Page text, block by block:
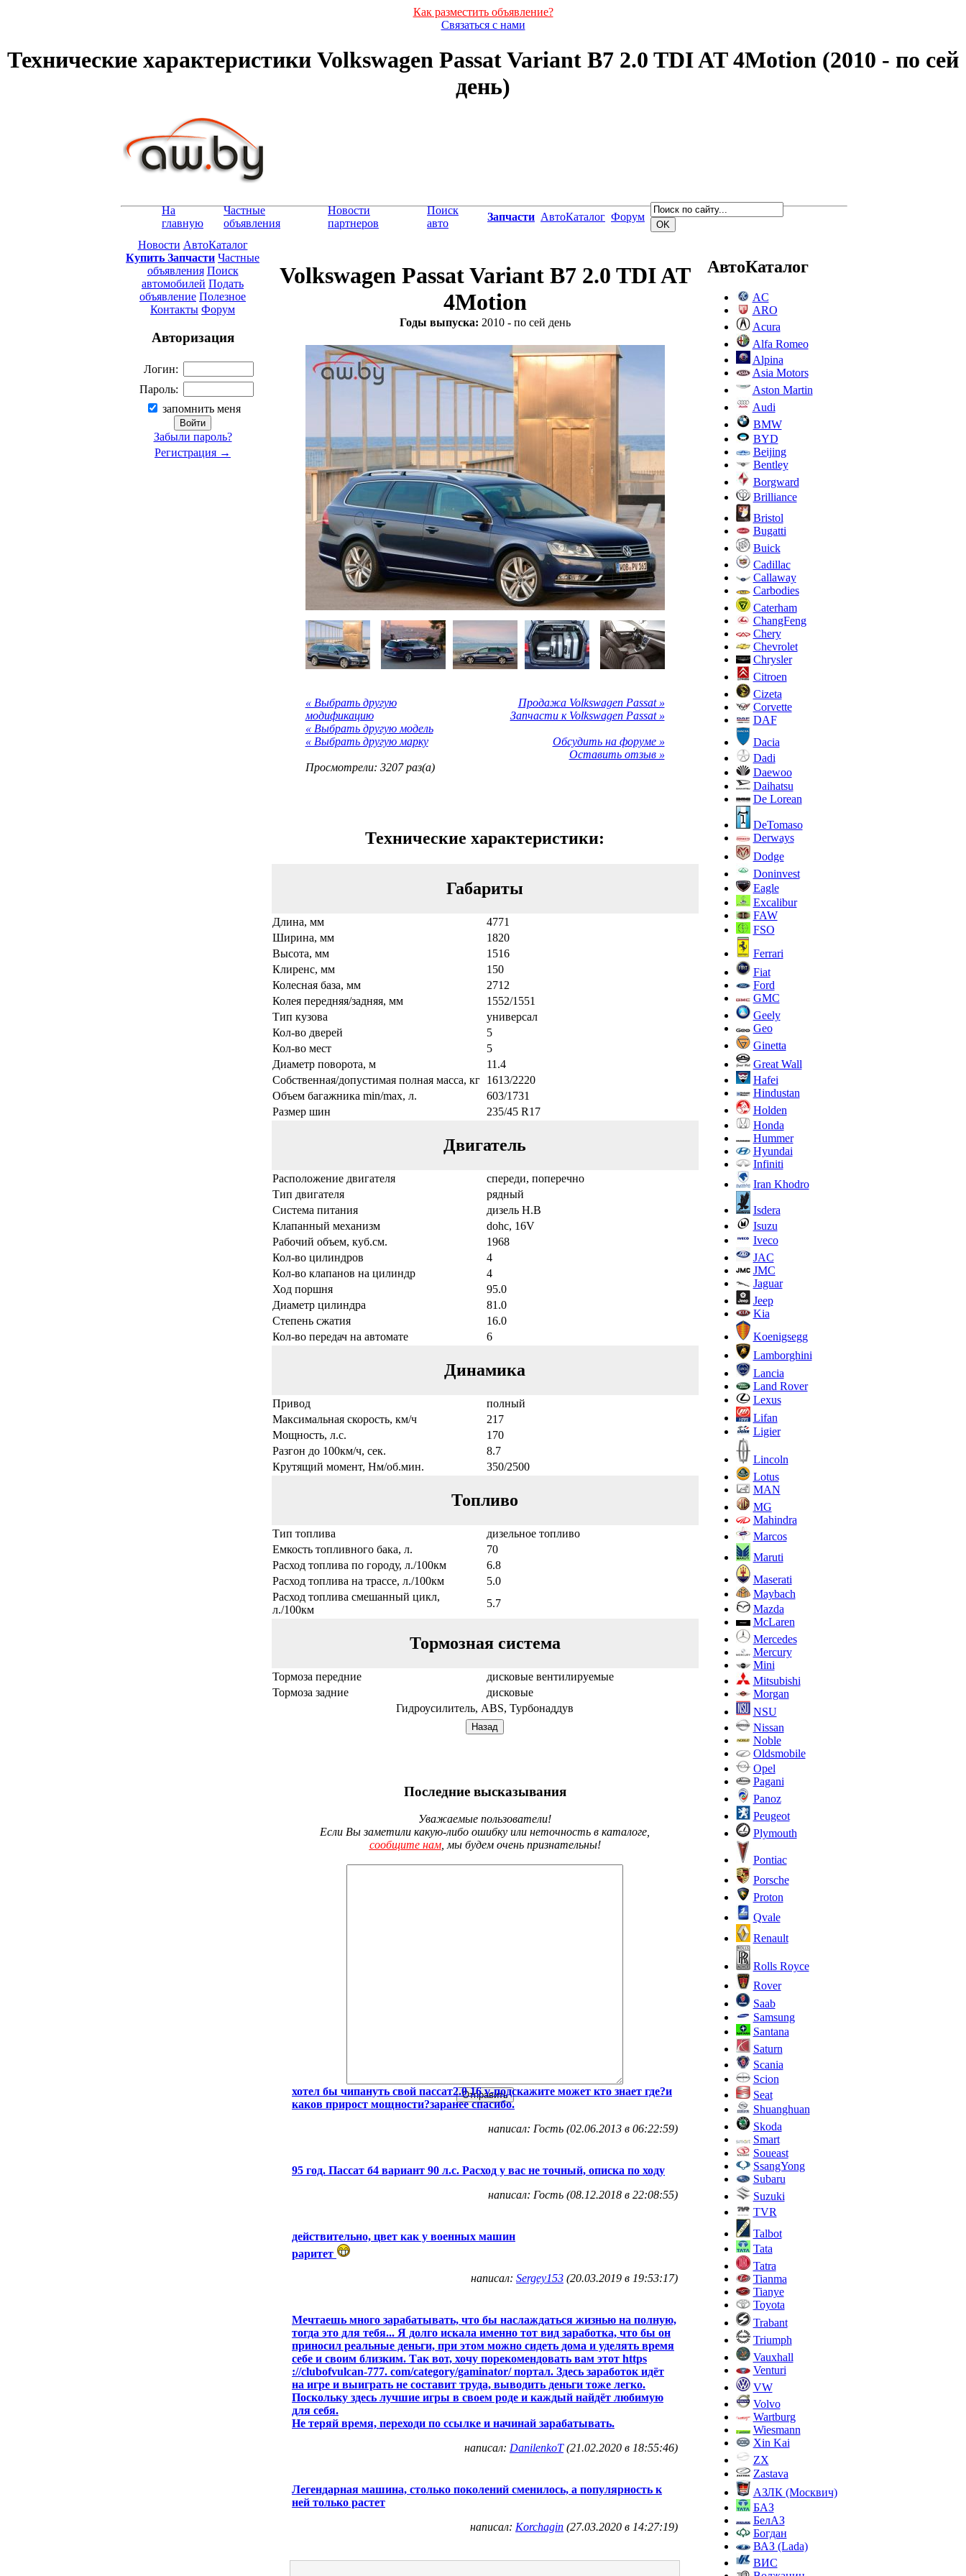
Как разместить объявление?
Связаться с нами
Технические характеристики Volkswagen Passat Variant B7 2.0 TDI AT 4Motion (2010 - по сей
день)
На
главную
Частные
объявления
Новости
партнеров
Поиск
авто
Запчасти АвтоКаталог Форум
Новости АвтоКаталог
Купить Запчасти Частные
объявления Поиск
автомобилей Подать
объявление Полезное
Контакты Форум
Авторизация
Логин:
Пароль:
запомнить меня
Забыли пароль?
Регистрация →
Volkswagen Passat Variant B7 2.0 TDI AT
4Motion
Годы выпуска: 2010 - по сей день
« Выбрать другую
модификацию
« Выбрать другую модель
« Выбрать другую марку
Просмотрели: 3207 раз(а)
Продажа Volkswagen Passat »
Запчасти к Volkswagen Passat »
Обсудить на форуме »
Оставить отзыв »
Технические характеристики:
Габариты
Длина, мм
4771
Ширина, мм
1820
Высота, мм
1516
Клиренс, мм
150
Колесная база, мм
2712
Колея передняя/задняя, мм
1552/1551
Тип кузова
универсал
Кол-во дверей
5
Кол-во мест
5
Диаметр поворота, м
11.4
Собственная/допустимая полная масса, кг
1613/2220
Объем багажника min/max, л.
603/1731
Размер шин
235/45 R17
Двигатель
Расположение двигателя
спереди, поперечно
Тип двигателя
рядный
Система питания
дизель Н.В
Клапанный механизм
dohc, 16V
Рабочий объем, куб.см.
1968
Кол-во цилиндров
4
Кол-во клапанов на цилиндр
4
Ход поршня
95.0
Диаметр цилиндра
81.0
Степень сжатия
16.0
Кол-во передач на автомате
6
Динамика
Привод
полный
Максимальная скорость, км/ч
217
Мощность, л.с.
170
Разгон до 100км/ч, сек.
8.7
Крутящий момент, Нм/об.мин.
350/2500
Топливо
Тип топлива
дизельное топливо
Емкость топливного бака, л.
70
Расход топлива по городу, л./100км
6.8
Расход топлива на трассе, л./100км
5.0
Расход топлива смешанный цикл,
л./100км
5.7
Тормозная система
Тормоза передние
дисковые вентилируемые
Тормоза задние
дисковые
Гидроусилитель, ABS, Турбонаддув
Последние высказывания
Уважаемые пользователи!
Если Вы заметили какую-либо ошибку или неточность в каталоге,
сообщите нам, мы будем очень признательны!
хотел бы чипануть свой пассат2.0 16 v-подскажите может кто знает где?и
каков прирост мощности?заранее спасибо.
написал: Гость (02.06.2013 в 06:22:59)
95 год. Пассат б4 вариант 90 л.с. Расход у вас не точный, описка по ходу
написал: Гость (08.12.2018 в 22:08:55)
действительно, цвет как у военных машин
раритет
написал: Sergey153 (20.03.2019 в 19:53:17)
Мечтаешь много зарабатывать, что бы наслаждаться жизнью на полную,
тогда это для тебя... Я долго искала именно тот вид заработка, что бы он
приносил реальные деньги, при этом можно сидеть дома и уделять время
себе и своим близким. Так вот, хочу порекомендовать вам этот https
://clubofvulcan-777. com/category/gaminator/ портал. Здесь заработок идёт
на игре и выиграть не составит труда, выводить деньги тоже легко.
Поскольку здесь лучшие игры в своем роде и каждый найдёт любимую
для себя.
Не теряй время, переходи по ссылке и начинай зарабатывать.
написал: DanilenkoT(21.02.2020 в 18:55:46)
Легендарная машина, столько поколений сменилось, а популярность к
ней только растет
написал: Korchagin (27.03.2020 в 14:27:19)
АвтоКаталог
AC
ARO
Acura
Alfa Romeo
Alpina
Asia Motors
Aston Martin
Audi
BMW
BYD
Beijing
Bentley
Borgward
Brilliance
Bristol
Bugatti
Buick
Cadillac
Callaway
Carbodies
Caterham
ChangFeng
Chery
Chevrolet
Chrysler
Citroen
Cizeta
Corvette
DAF
Dacia
Dadi
Daewoo
Daihatsu
De Lorean
DeTomaso
Derways
Dodge
Doninvest
Eagle
Excalibur
FAW
FSO
Ferrari
Fiat
Ford
GMC
Geely
Geo
Ginetta
Great Wall
Hafei
Hindustan
Holden
Honda
Hummer
Hyundai
Infiniti
Iran Khodro
Isdera
Isuzu
Iveco
JAC
JMC
Jaguar
Jeep
Kia
Koenigsegg
Lamborghini
Lancia
Land Rover
Lexus
Lifan
Ligier
Lincoln
Lotus
MAN
MG
Mahindra
Marcos
Maruti
Maserati
Maybach
Mazda
McLaren
Mercedes
Mercury
Mini
Mitsubishi
Morgan
NSU
Nissan
Noble
Oldsmobile
Opel
Pagani
Panoz
Peugeot
Plymouth
Pontiac
Porsche
Proton
Qvale
Renault
Rolls Royce
Rover
Saab
Samsung
Santana
Saturn
Scania
Scion
Seat
Shuanghuan
Skoda
Smart
Soueast
SsangYong
Subaru
Suzuki
TVR
Talbot
Tata
Tatra
Tianma
Tianye
Toyota
Trabant
Triumph
Vauxhall
Venturi
VW
Volvo
Wartburg
Wiesmann
Xin Kai
ZX
Zastava
АЗЛК (Москвич)
БАЗ
БелАЗ
Богдан
ВАЗ (Lada)
ВИС